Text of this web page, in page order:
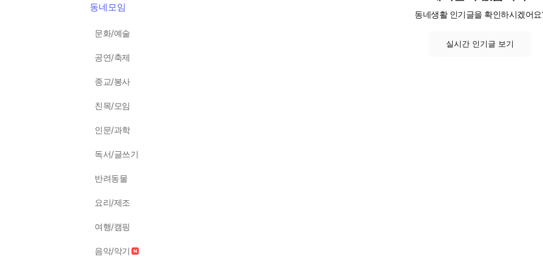
동네모임
문화/예술
공연/축제
종교/봉사
친목/모임
인문/과학
독서/글쓰기
반려동물
요리/제조
여행/캠핑
음악/악기
동네생활 인기글을 확인하시겠어요
실시간 인기글 보기